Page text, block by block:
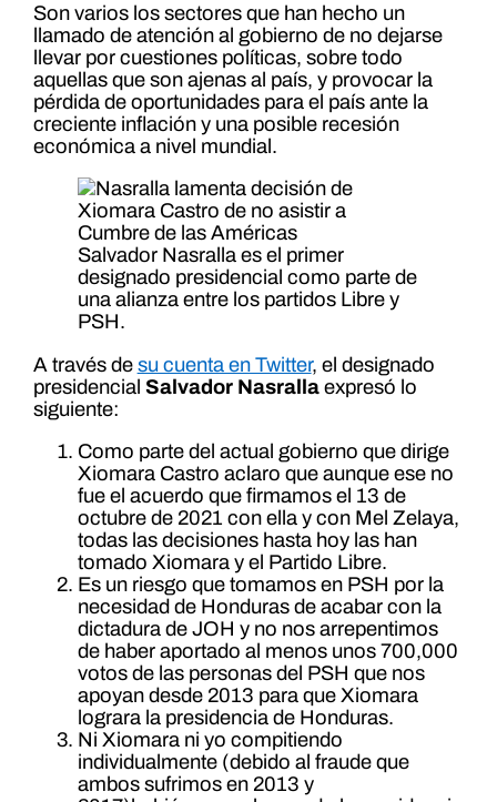
Son varios los sectores que han hecho un
llamado de atención al gobierno de no dejarse
llevar por cuestiones políticas, sobre todo
aquellas que son ajenas al país, y provocar la
pérdida de oportunidades para el país ante la
creciente inflación y una posible recesión
económica a nivel mundial.
Salvador Nasralla es el primer
designado presidencial como parte de
una alianza entre los partidos Libre y
PSH.
A través de su cuenta en Twitter, el designado
presidencial Salvador Nasrallaexpresó lo
siguiente:
Como parte del actual gobierno que dirige
Xiomara Castro aclaro que aunque ese no
fue el acuerdo que firmamos el 13 de
octubre de 2021 con ella y con Mel Zelaya,
todas las decisiones hasta hoy las han
tomado Xiomara y el Partido Libre.
Es un riesgo que tomamos en PSH por la
necesidad de Honduras de acabar con la
dictadura de JOH y no nos arrepentimos
de haber aportado al menos unos 700,000
votos de las personas del PSH que nos
apoyan desde 2013 para que Xiomara
lograra la presidencia de Honduras.
Ni Xiomara ni yo compitiendo
individualmente (debido al fraude que
ambos sufrimos en 2013 y